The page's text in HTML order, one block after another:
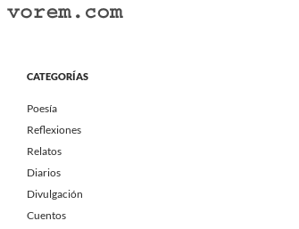
Saltar
Portal Literario Independiente
CATEGORÍAS
Poesía
Reflexiones
Relatos
Diarios
Divulgación
Cuentos